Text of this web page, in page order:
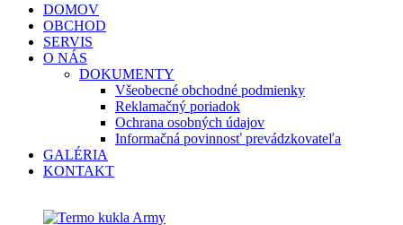
DOMOV
OBCHOD
SERVIS
O NÁS
DOKUMENTY
Všeobecné obchodné podmienky
Reklamačný poriadok
Ochrana osobných údajov
Informačná povinnosť prevádzkovateľa
GALÉRIA
KONTAKT